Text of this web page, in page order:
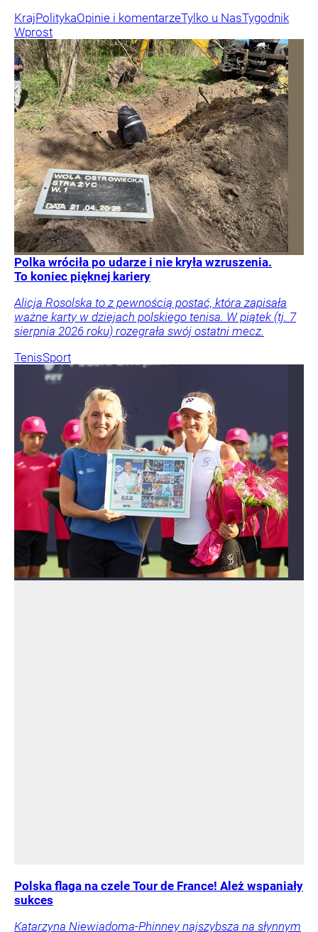
KrajPolitykaOpinie i komentarzeTylko u NasTygodnik
Wprost
Polka wróciła po udarze i nie kryła wzruszenia.
To koniec pięknej kariery
Alicja Rosolska to z pewnością postać, która zapisała
ważne karty w dziejach polskiego tenisa. W piątek (tj. 7
sierpnia 2026 roku) rozegrała swój ostatni mecz.
TenisSport
Polska flaga na czele Tour de France! Ależ wspaniały
sukces
Katarzyna Niewiadoma-Phinney najszybsza na słynnym